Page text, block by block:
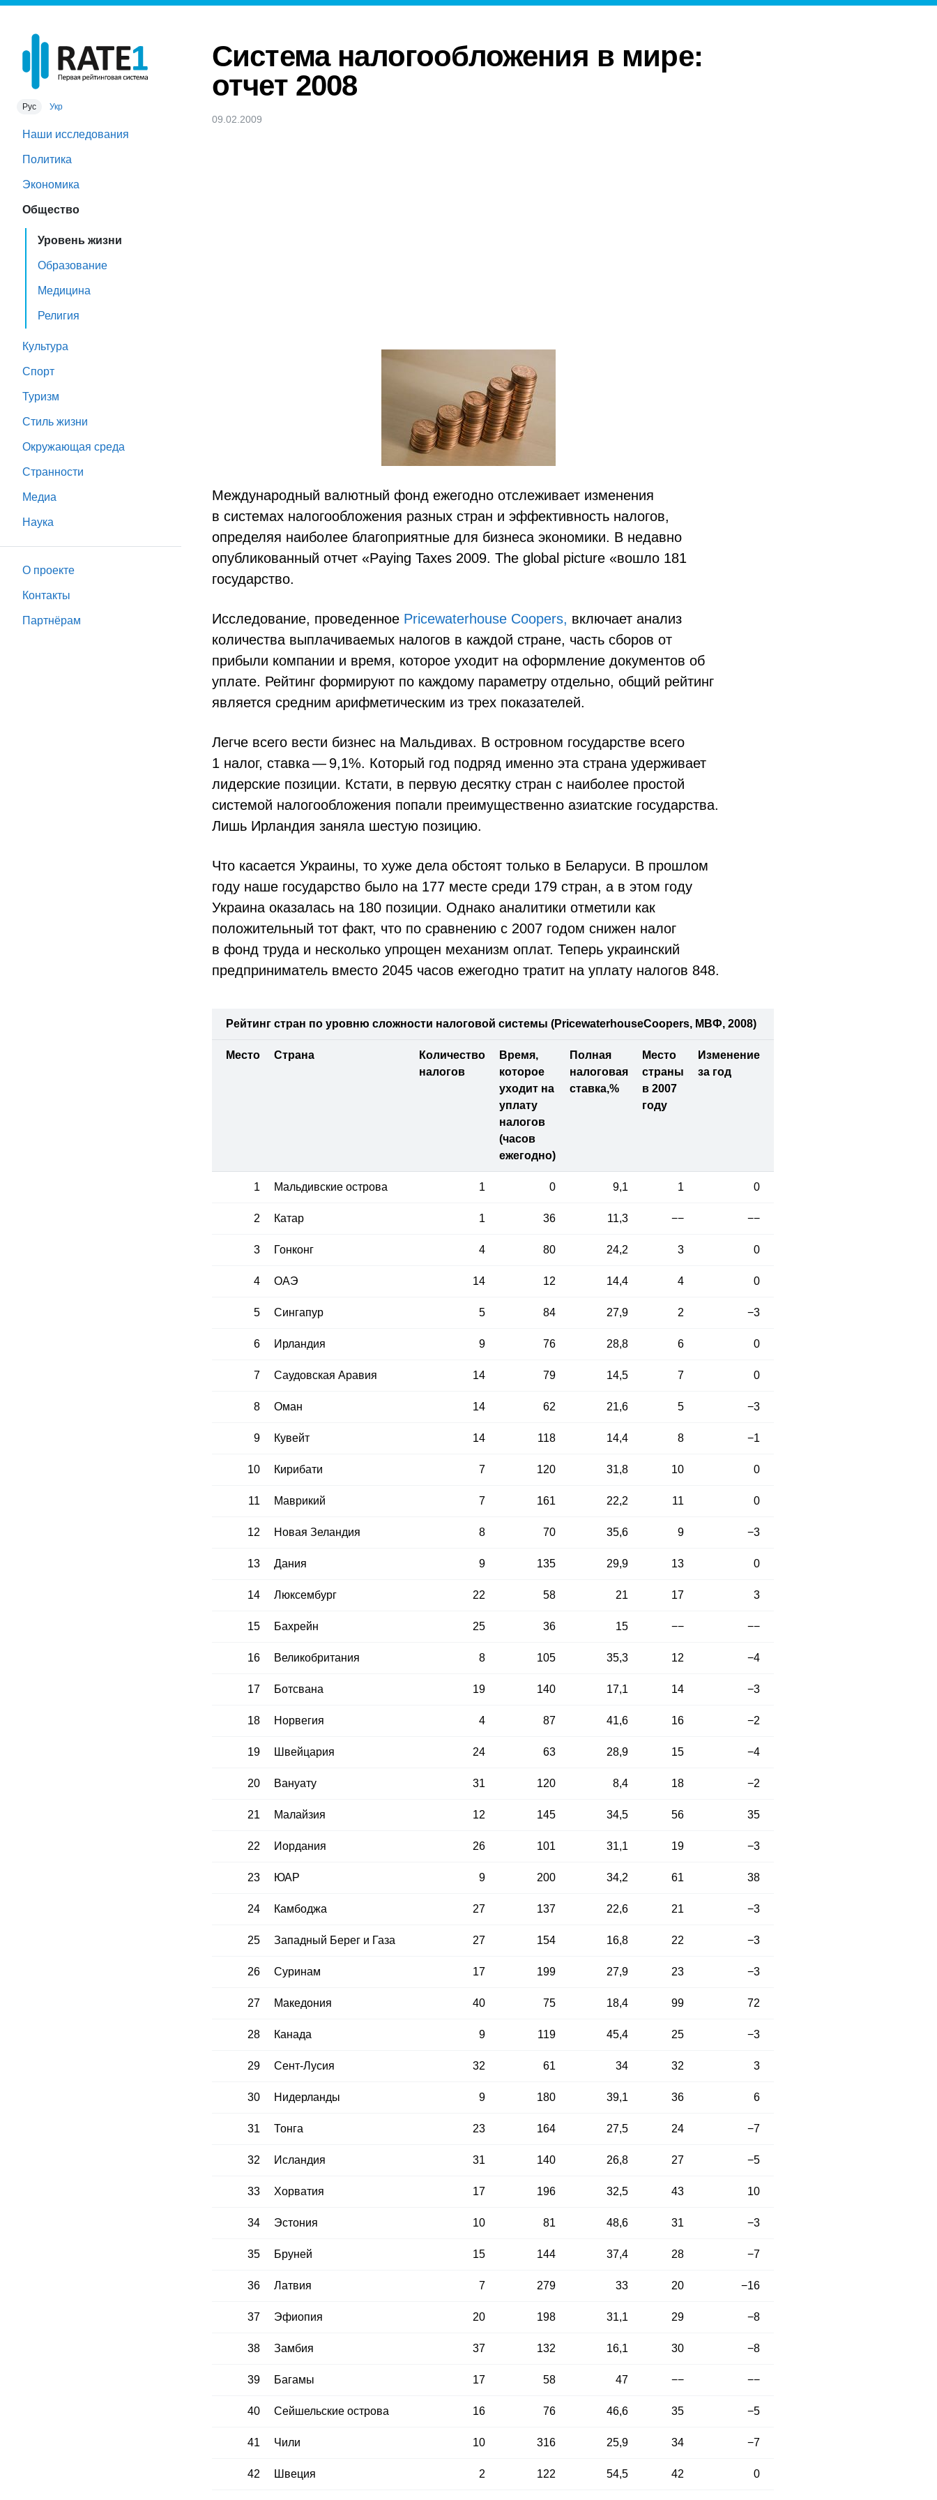
Рус Укр
Наши исследования
Политика
Экономика
Общество
Уровень жизни
Образование
Медицина
Религия
Культура
Спорт
Туризм
Стиль жизни
Окружающая среда
Странности
Медиа
Наука
О проекте
Контакты
Партнёрам
Система налогообложения в мире:
отчет 2008
09.02.2009
Международный валютный фонд ежегодно отслеживает изменения
в системах налогообложения разных стран и эффективность налогов,
определяя наиболее благоприятные для бизнеса экономики. В недавно
опубликованный отчет «Paying Taxes 2009. The global picture «вошло 181
государство.
Исследование, проведенное Pricewaterhouse Coopers, включает анализ
количества выплачиваемых налогов в каждой стране, часть сборов от
прибыли компании и время, которое уходит на оформление документов об
уплате. Рейтинг формируют по каждому параметру отдельно, общий рейтинг
является средним арифметическим из трех показателей.
Легче всего вести бизнес на Мальдивах. В островном государстве всего
1 налог, ставка — 9,1%. Который год подряд именно эта страна удерживает
лидерские позиции. Кстати, в первую десятку стран с наиболее простой
системой налогообложения попали преимущественно азиатские государства.
Лишь Ирландия заняла шестую позицию.
Что касается Украины, то хуже дела обстоят только в Беларуси. В прошлом
году наше государство было на 177 месте среди 179 стран, а в этом году
Украина оказалась на 180 позиции. Однако аналитики отметили как
положительный тот факт, что по сравнению с 2007 годом снижен налог
в фонд труда и несколько упрощен механизм оплат. Теперь украинский
предприниматель вместо 2045 часов ежегодно тратит на уплату налогов 848.
Рейтинг стран по уровню сложности налоговой системы (PricewaterhouseCoopers, МВФ, 2008)
Место Страна
Количество
налогов
Время,
которое
уходит на
уплату
налогов
(часов
ежегодно)
Полная
налоговая
ставка,%
Место
страны
в 2007
году
Изменение
за год
1 Мальдивские острова 1 0 9,1 1 0
2 Катар 1 36 11,3 −− −−
3 Гонконг 4 80 24,2 3 0
4 ОАЭ 14 12 14,4 4 0
5 Сингапур 5 84 27,9 2 −3
6 Ирландия 9 76 28,8 6 0
7 Саудовская Аравия 14 79 14,5 7 0
8 Оман 14 62 21,6 5 −3
9 Кувейт 14 118 14,4 8 −1
10 Кирибати 7 120 31,8 10 0
11 Маврикий 7 161 22,2 11 0
12 Новая Зеландия 8 70 35,6 9 −3
13 Дания 9 135 29,9 13 0
14 Люксембург 22 58 21 17 3
15 Бахрейн 25 36 15 −− −−
16 Великобритания 8 105 35,3 12 −4
17 Ботсвана 19 140 17,1 14 −3
18 Норвегия 4 87 41,6 16 −2
19 Швейцария 24 63 28,9 15 −4
20 Вануату 31 120 8,4 18 −2
21 Малайзия 12 145 34,5 56 35
22 Иордания 26 101 31,1 19 −3
23 ЮАР 9 200 34,2 61 38
24 Камбоджа 27 137 22,6 21 −3
25 Западный Берег и Газа 27 154 16,8 22 −3
26 Суринам 17 199 27,9 23 −3
27 Македония 40 75 18,4 99 72
28 Канада 9 119 45,4 25 −3
29 Сент-Лусия 32 61 34 32 3
30 Нидерланды 9 180 39,1 36 6
31 Тонга 23 164 27,5 24 −7
32 Исландия 31 140 26,8 27 −5
33 Хорватия 17 196 32,5 43 10
34 Эстония 10 81 48,6 31 −3
35 Бруней 15 144 37,4 28 −7
36 Латвия 7 279 33 20 −16
37 Эфиопия 20 198 31,1 29 −8
38 Замбия 37 132 16,1 30 −8
39 Багамы 17 58 47 −− −−
40 Сейшельские острова 16 76 46,6 35 −5
41 Чили 10 316 25,9 34 −7
42 Швеция 2 122 54,5 42 0